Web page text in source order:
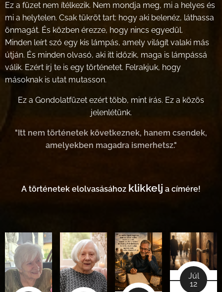
Ez a füzet nem ítélkezik. Nem mondja meg, mi a helyes és
mi a helytelen. Csak tükröt tart: hogy aki belenéz, láthassa
önmagát. És közben érezze, hogy nincs egyedül.
Minden leírt szó egy kis lámpás, amely világít valaki más
útján. És minden olvasó, aki itt időzik, maga is lámpássá
válik. Ezért írj te is egy történetet. Felrakjuk, hogy
másoknak is utat mutasson.
Ez a Gondolatfüzet ezért több, mint írás. Ez a közös
jelenlétünk.
"Itt nem történetek következnek, hanem csendek,
amelyekben magadra ismerhetsz."
A történetek elolvasásához klikkelj a címére!
Júl
12